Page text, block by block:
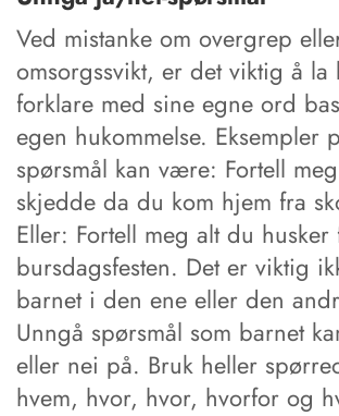
Ved mistanke om overgrep
omsorgssvikt, er det viktig å la
forklare med sine egne ord
egen hukommelse. Eksempler
spørsmål kan være: Fortell
skjedde da du kom hjem fra
Eller: Fortell meg alt du husker
bursdagsfesten. Det er viktig
barnet i den ene eller den
Unngå spørsmål som barnet
eller nei på. Bruk heller
hvem, hvor, hvor, hvorfor og